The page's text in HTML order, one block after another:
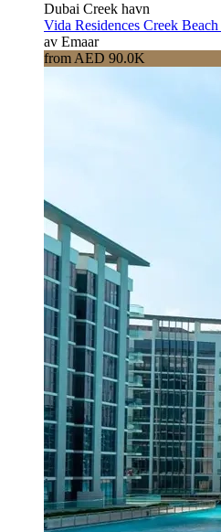
Dubai Creek havn
Vida Residences Creek
av Emaar
from AED 90.0K